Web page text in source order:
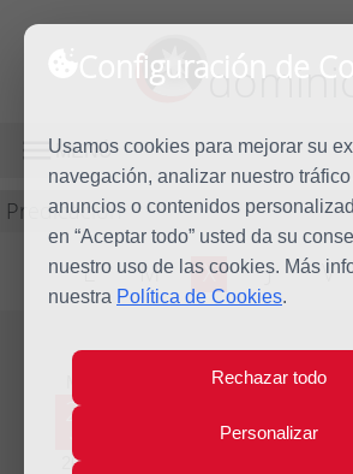
Configuración de
Usamos cookies para mejorar su
navegación, analizar nuestro
anuncios o contenidos
en “Aceptar todo” usted da su
nuestro uso de las cookies. Más
nuestra Política de Cookies.
Rechazar todo
Personalizar
MENÚ
Predicación
L M X J V
29
2015
Evangelio
Decimoséptima semana del